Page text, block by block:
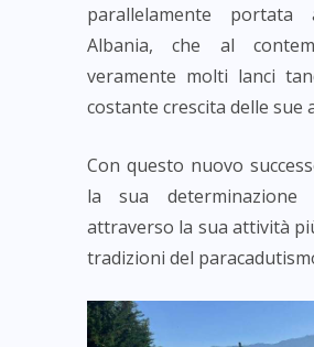
parallelamente portata
Albania, che al
veramente molti lanci
costante crescita delle sue
Con questo nuovo
la sua
attraverso la sua attività
tradizioni del